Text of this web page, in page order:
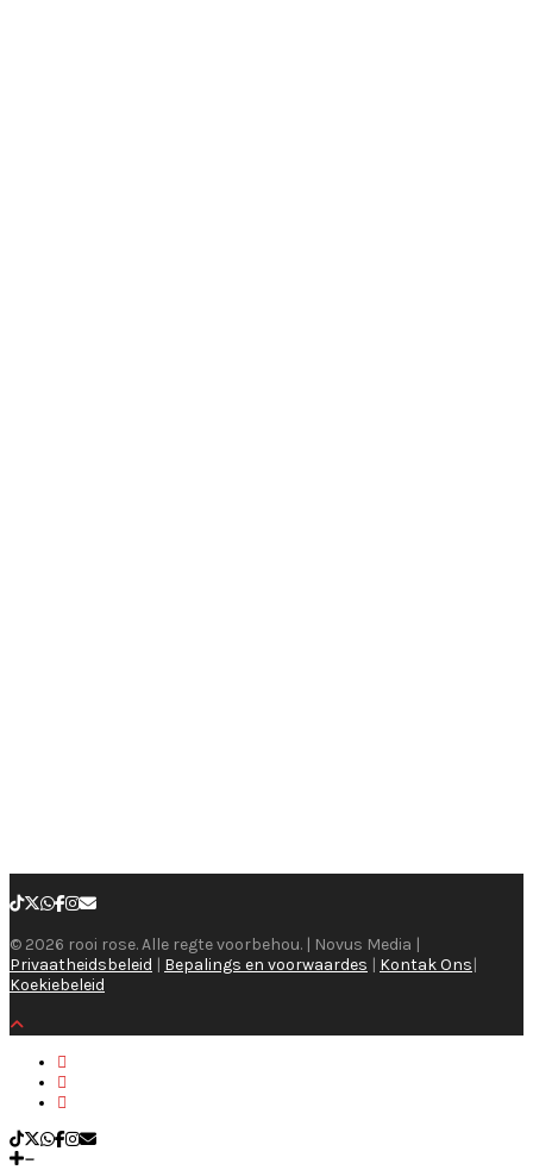
© 2026 rooi rose. Alle regte voorbehou. | Novus Media |
Privaatheidsbeleid | Bepalings en voorwaardes | Kontak Ons|
Koekiebeleid